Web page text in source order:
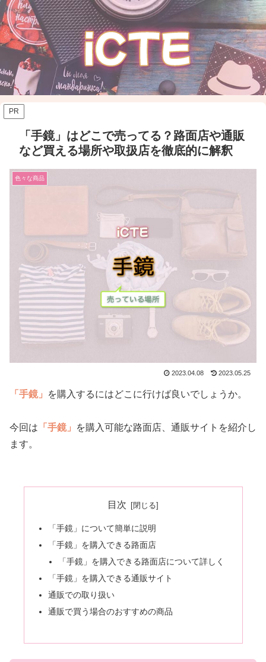
PR
「手鏡」はどこで売ってる？路面店や通販
など買える場所や取扱店を徹底的に解釈
色々な商品
2023.04.08 2023.05.25
「手鏡」 を購入するにはどこに行けば良いでしょうか。
今回は 「手鏡」
を購入可能な路面店、通販サイトを紹介し
ます。
目次
「手鏡」について簡単に説明
「手鏡」を購入できる路面店
「手鏡」を購入できる路面店について詳しく
「手鏡」を購入できる通販サイト
通販での取り扱い
通販で買う場合のおすすめの商品